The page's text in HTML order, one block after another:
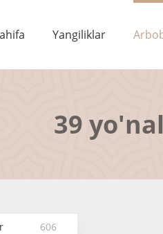
Yangiliklar
39
606